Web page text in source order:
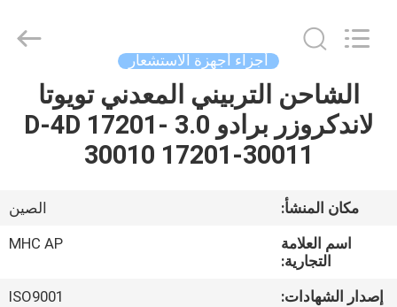
الصفحة
الرئيسية
معلومات
Limited.
أجزاء أجهزة الاستشعار
الشاحن التربيني المعدني تويوتا
لاندكروزر برادو 3.0 D-4D 17201-
30010 17201-30011
مكان المنشأ:
الصين
اسم العلامة
التجارية:
MHC AP
إصدار الشهادات:
ISO9001